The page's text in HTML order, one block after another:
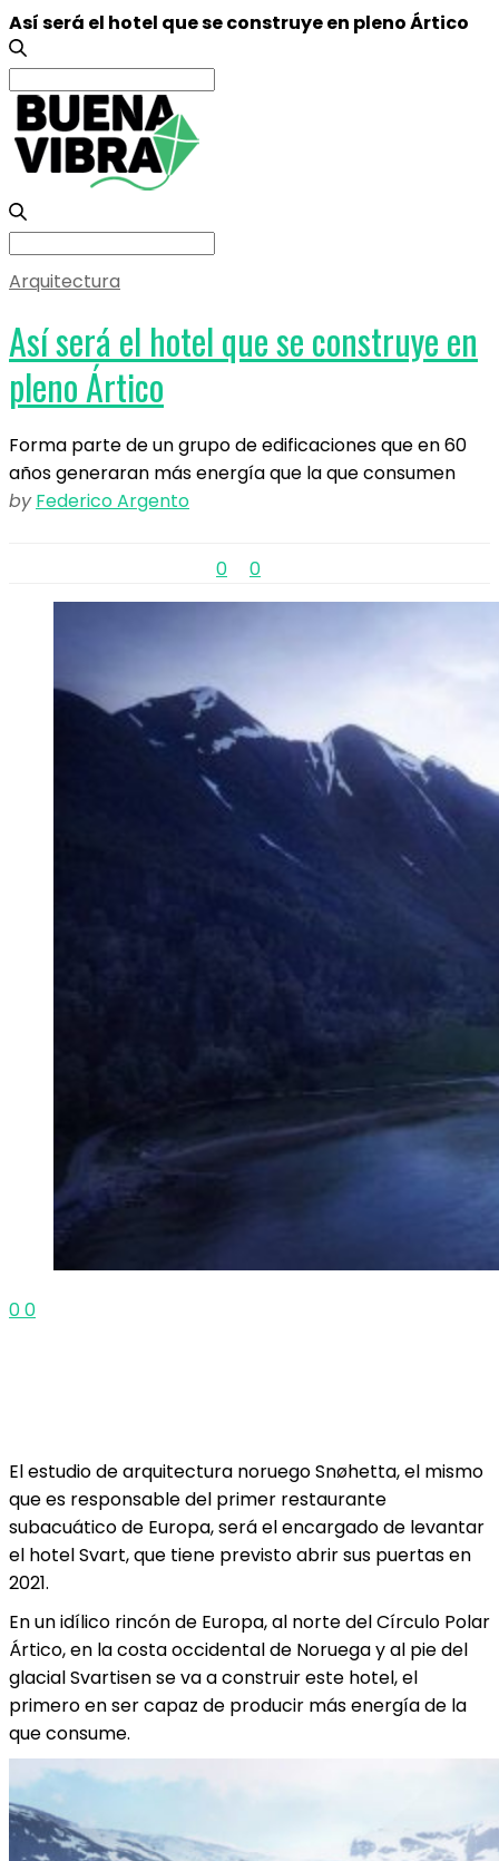
Así será el hotel que se construye en pleno Ártico
Search
for:
Search
Arquitectura
Así será el hotel que se construye en
pleno Ártico
Forma parte de un grupo de edificaciones que en 60
años generaran más energía que la que consumen
by Federico Argento
0 0
00
El estudio de arquitectura noruego Snøhetta, el mismo
que es responsable del primer restaurante
subacuático de Europa, será el encargado de levantar
el hotel Svart, que tiene previsto abrir sus puertas en
2021.
En un idílico rincón de Europa, al norte del Círculo Polar
Ártico, en la costa occidental de Noruega y al pie del
glacial Svartisen se va a construir este hotel, el
primero en ser capaz de producir más energía de la
que consume.